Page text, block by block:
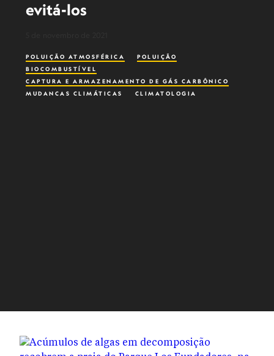
evitá-los
POLUIÇÃO ATMOSFÉRICA
POLUIÇÃO
BIOCOMBUSTÍVEL
CAPTURA E ARMAZENAMENTO DE GÁS CARBÔNICO
MUDANÇAS CLIMÁTICAS
CLIMATOLOGIA